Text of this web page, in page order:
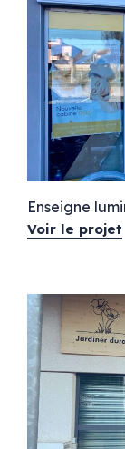
Enseigne
Voir le projet